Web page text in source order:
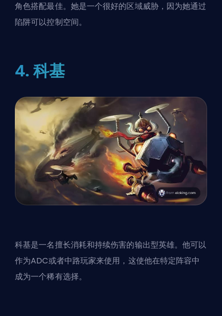
角色搭配最佳。她是一个很好的区域威胁，因为她通过
陷阱可以控制空间。
4. 科基
科基是一名擅长消耗和持续伤害的输出型英雄。他可以
作为ADC或者中路玩家来使用，这使他在特定阵容中
成为一个稀有选择。